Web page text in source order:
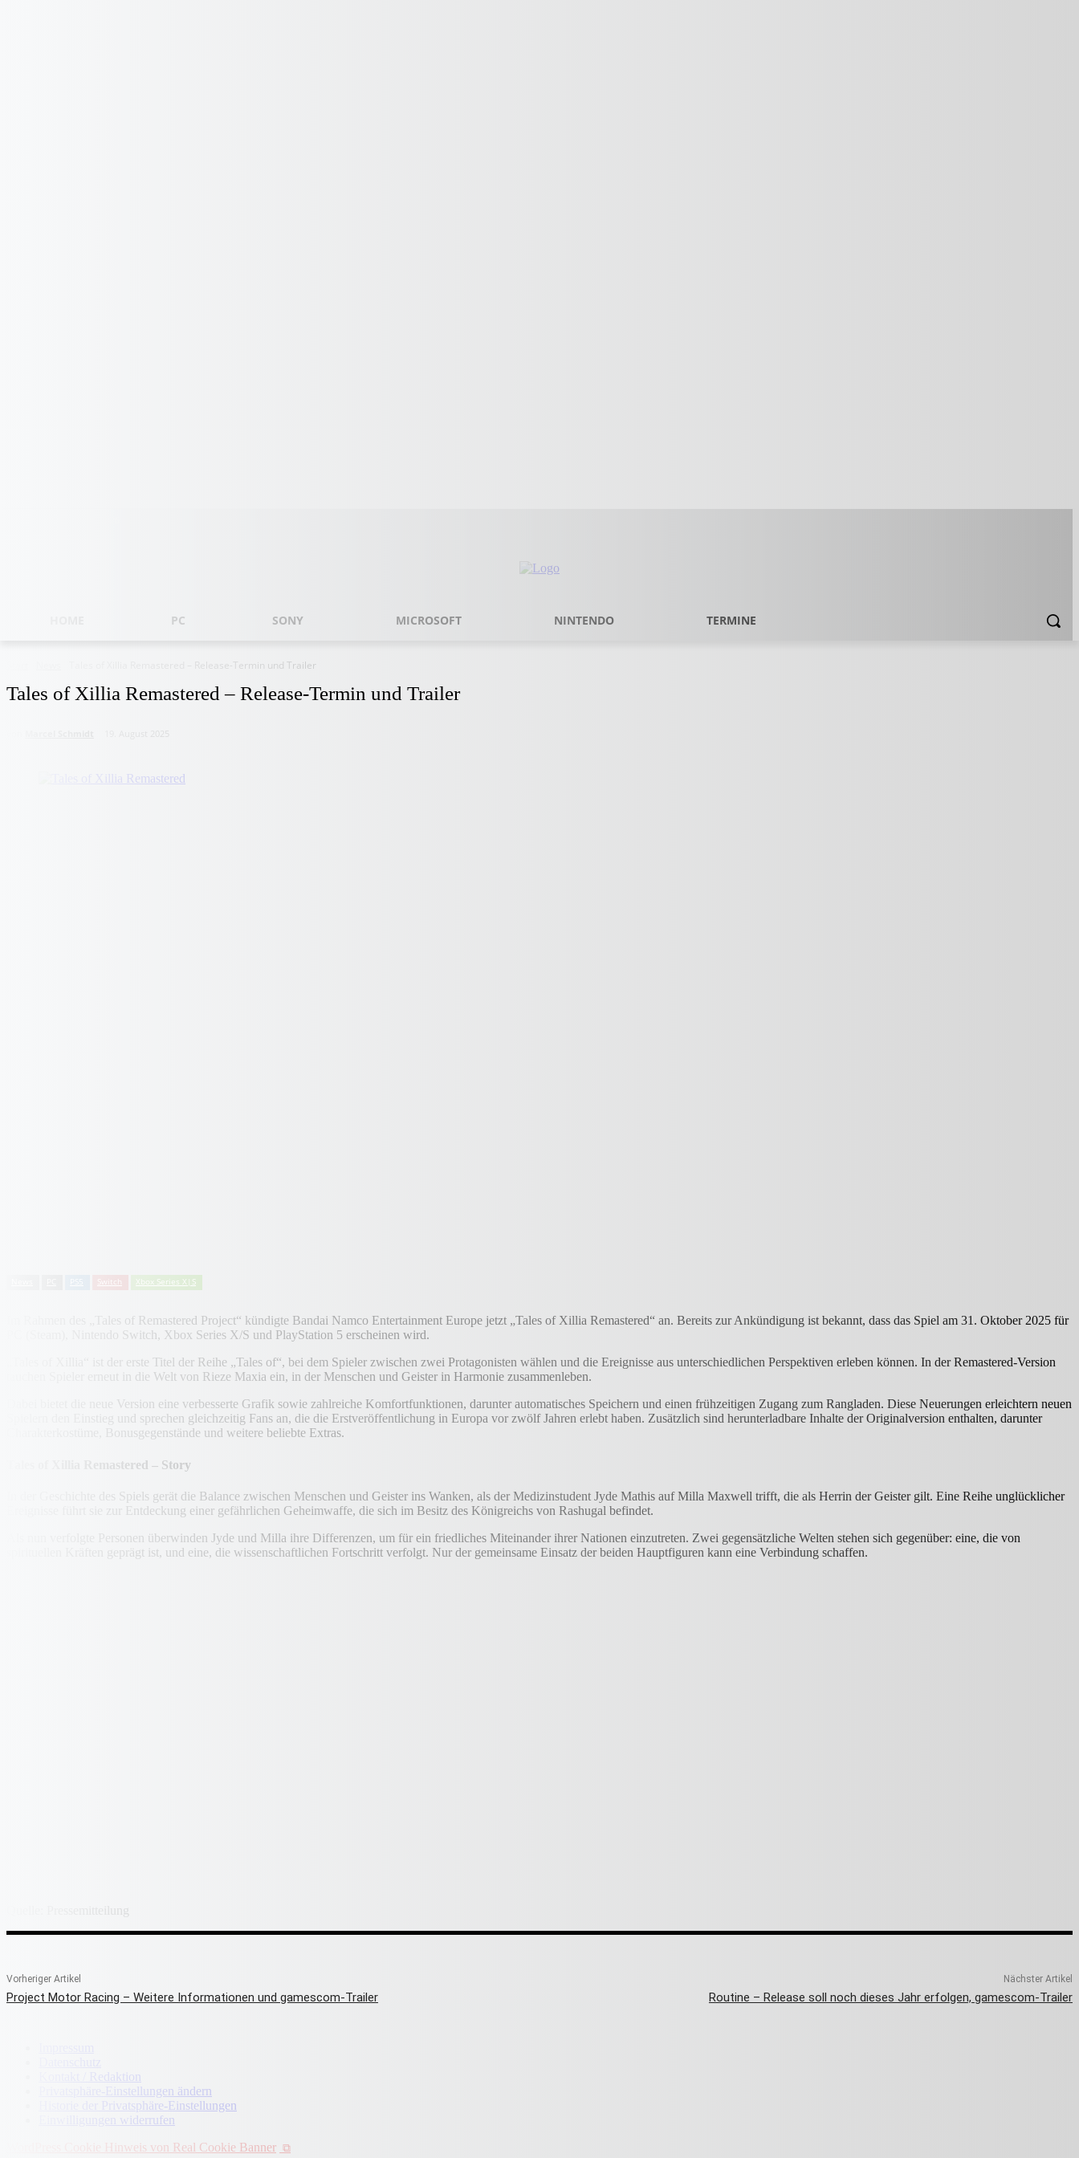
PC SONY MICROSOFT NINTENDO TERMINE
Tales of Xillia Remastered – Release-Termin und Trailer
Tales of Xillia Remastered – Release-Termin und Trailer
Switch Xbox Series X|S
Im Rahmen des „Tales of Remastered Project“ kündigte Bandai Namco Entertainment Europe jetzt „Tales of Xillia Remastered“ an. Bereits zur Ankündigung ist bekannt, dass das Spiel am 31. Oktober 2025 für
PC (Steam), Nintendo Switch, Xbox Series X/S und PlayStation 5 erscheinen wird.
„Tales of Xillia“ ist der erste Titel der Reihe „Tales of“, bei dem Spieler zwischen zwei Protagonisten wählen und die Ereignisse aus unterschiedlichen Perspektiven erleben können. In der Remastered-Version
tauchen Spieler erneut in die Welt von Rieze Maxia ein, in der Menschen und Geister in Harmonie zusammenleben.
Dabei bietet die neue Version eine verbesserte Grafik sowie zahlreiche Komfortfunktionen, darunter automatisches Speichern und einen frühzeitigen Zugang zum Rangladen. Diese Neuerungen erleichtern neuen
Spielern den Einstieg und sprechen gleichzeitig Fans an, die die Erstveröffentlichung in Europa vor zwölf Jahren erlebt haben. Zusätzlich sind herunterladbare Inhalte der Originalversion enthalten, darunter
Charakterkostüme, Bonusgegenstände und weitere beliebte Extras.
Tales of Xillia Remastered – Story
In der Geschichte des Spiels gerät die Balance zwischen Menschen und Geister ins Wanken, als der Medizinstudent Jyde Mathis auf Milla Maxwell trifft, die als Herrin der Geister gilt. Eine Reihe unglücklicher
Ereignisse führt sie zur Entdeckung einer gefährlichen Geheimwaffe, die sich im Besitz des Königreichs von Rashugal befindet.
Als nun verfolgte Personen überwinden Jyde und Milla ihre Differenzen, um für ein friedliches Miteinander ihrer Nationen einzutreten. Zwei gegensätzliche Welten stehen sich gegenüber: eine, die von
spirituellen Kräften geprägt ist, und eine, die wissenschaftlichen Fortschritt verfolgt. Nur der gemeinsame Einsatz der beiden Hauptfiguren kann eine Verbindung schaffen.
Quelle: Pressemitteilung
Vorheriger Artikel
Project Motor Racing – Weitere Informationen und gamescom-Trailer
Nächster Artikel
Routine – Release soll noch dieses Jahr erfolgen, gamescom-Trailer
Kontakt / Redaktion
Privatsphäre-Einstellungen ändern
Historie der Privatsphäre-Einstellungen
Einwilligungen widerrufen
WordPress Cookie Hinweis von Real Cookie Banner